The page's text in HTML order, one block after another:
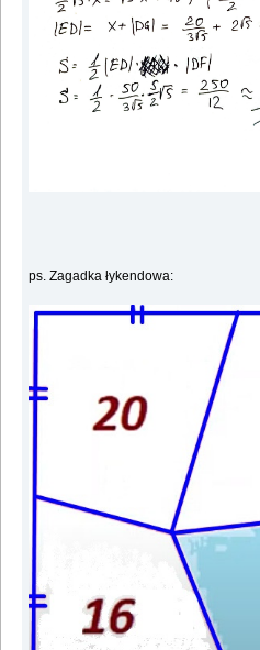
ps. Zagadka łykendowa: